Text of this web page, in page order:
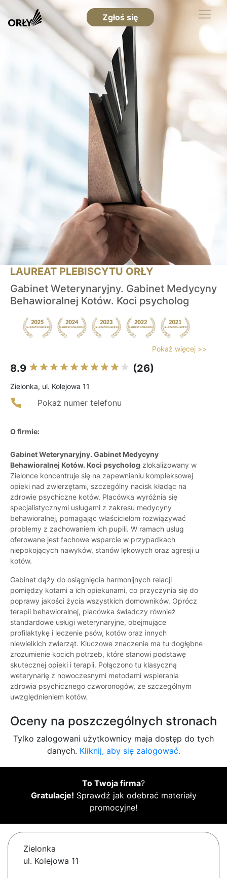
Zgłoś się
LAUREAT PLEBISCYTU ORŁY
Gabinet Weterynaryjny. Gabinet Medycyny
Behawioralnej Kotów. Koci psycholog
Pokaż więcej >>
8.9 (26)
Zielonka, ul. Kolejowa 11
Pokaż numer telefonu
O firmie:
Gabinet Weterynaryjny. Gabinet Medycyny
Behawioralnej Kotów. Koci psycholog zlokalizowany w
Zielonce koncentruje się na zapewnianiu kompleksowej
opieki nad zwierzętami, szczególny nacisk kładąc na
zdrowie psychiczne kotów. Placówka wyróżnia się
specjalistycznymi usługami z zakresu medycyny
behawioralnej, pomagając właścicielom rozwiązywać
problemy z zachowaniem ich pupili. W ramach usług
oferowane jest fachowe wsparcie w przypadkach
niepokojących nawyków, stanów lękowych oraz agresji u
kotów.
Gabinet dąży do osiągnięcia harmonijnych relacji
pomiędzy kotami a ich opiekunami, co przyczynia się do
poprawy jakości życia wszystkich domowników. Oprócz
terapii behawioralnej, placówka świadczy również
standardowe usługi weterynaryjne, obejmujące
profilaktykę i leczenie psów, kotów oraz innych
niewielkich zwierząt. Kluczowe znaczenie ma tu dogłębne
zrozumienie kocich potrzeb, które stanowi podstawę
skutecznej opieki i terapii. Połączono tu klasyczną
weterynarię z nowoczesnymi metodami wspierania
zdrowia psychicznego czworonogów, ze szczególnym
uwzględnieniem kotów.
Oceny na poszczególnych stronach
Tylko zalogowani użytkownicy maja dostęp do tych
danych. Kliknij, aby się zalogować.
To Twoja firma?
Gratulacje! Sprawdź jak odebrać materiały
promocyjne!
Zielonka
ul. Kolejowa 11